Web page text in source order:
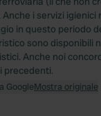
about your
and
other information
that they’ve
Anche i servizi igienici
in questo periodo
sono disponibili
Anche noi
precedenti.
GoogleMostra originale